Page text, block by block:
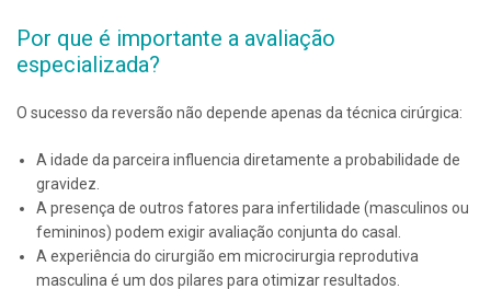
Por que é importante a avaliação
especializada?
O sucesso da reversão não depende apenas da técnica cirúrgica:
A idade da parceira influencia diretamente a probabilidade de
gravidez.
A presença de outros fatores para infertilidade (masculinos ou
femininos) podem exigir avaliação conjunta do casal.
A experiência do cirurgião em microcirurgia reprodutiva
masculina é um dos pilares para otimizar resultados.